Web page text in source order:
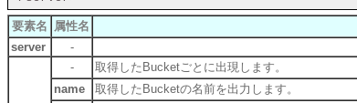
要素名 属性名
server
-
-
取得したBucketごとに出現します。
name
取得したBucketの名前を出力します。